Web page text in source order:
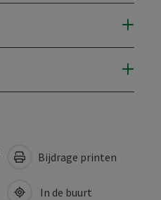
Bijdrage printen
In de buurt